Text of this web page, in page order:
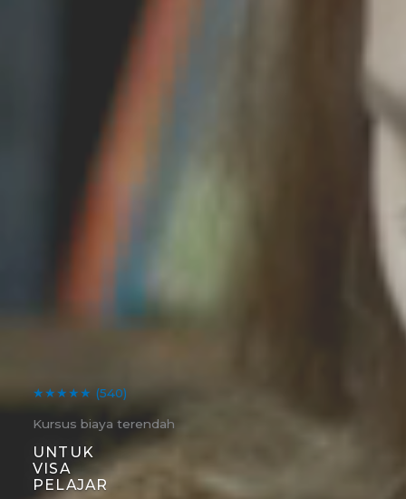
★★★★★ (540)
Kursus biaya terendah
UNTUK
VISA
PELAJAR